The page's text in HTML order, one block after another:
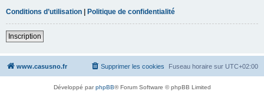
Conditions d’utilisation | Politique de confidentialité
Inscription
www.casusno.fr Fuseau horaire sur UTC+02:00
Supprimer les cookies
Développé parphpBB® Forum Software © phpBB Limited